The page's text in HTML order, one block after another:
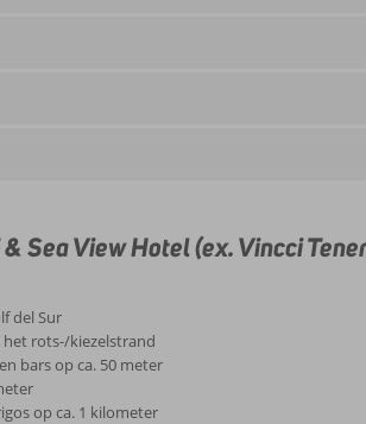
Sea View Hotel (ex. Vincci
del Sur
het rots-/kiezelstrand
bars op ca. 50 meter
op ca. 1 kilometer